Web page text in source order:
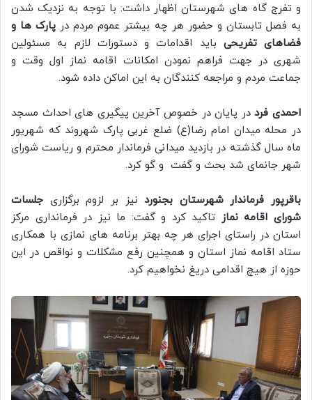
و تفرج گاه های شهرستان اظهار داشت: با توجه به نزدیک شدن
به فصل تابستان و حضور هر چه بیشتر عموم مردم در پارک ها و
فضاهای تفریحی باید اقدامات و دستورات لازم به مسئولین
شهری در جهت فراهم نمودن امکانات اقامه نماز اول وقت و
جماعت مردم و مراجعه کنندگان به این اماکن داده شود.
احمدی فرددر پایان در خصوص آخرین پیگیری های احداث مسجد
در محله میدان امام رضا(ع) ضلع غربی پارک شهروند که شهریور
ماه سال گذشته در بازدید میدانی فرماندار محترم و ریاست شورای
شهر جانمای شد بحث و گفت و گو کرد.
باقرپور فرماندار شهرستان بجنوردنیز بر لزوم برگزاری جلسات
شورای اقامه نماز تاکید کرد و گفت: ما نیز در فرمانداری مرکز
استان در راستای اجرای هر چه بهتر برنامه های نمازی با همکاری
ستاد اقامه نماز استان و همچنین رفع مشکلات و نواقص در این
حوزه از هیچ اقدامی دریغ نخواهیم کرد.